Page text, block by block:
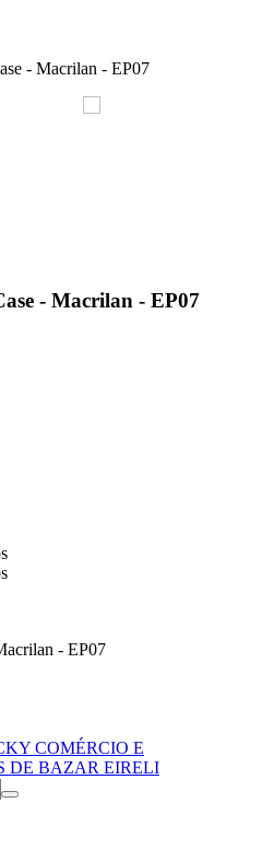
- Macrilan - EP07
- Macrilan - EP07
- EP07
COMÉRCIO E
DE BAZAR EIRELI